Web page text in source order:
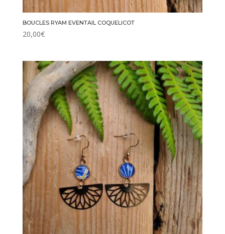
BOUCLES RYAM EVENTAIL COQUELICOT
20,00€